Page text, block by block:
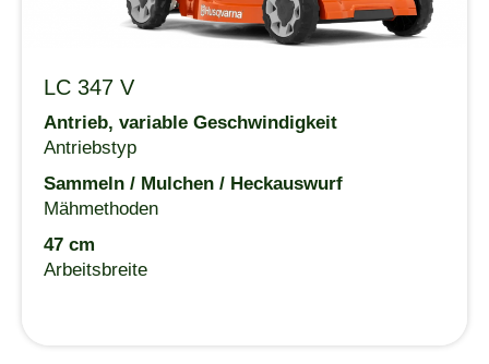
LC 347 V
Antrieb, variable Geschwindigkeit
Antriebstyp
Sammeln / Mulchen / Heckauswurf
Mähmethoden
47 cm
Arbeitsbreite